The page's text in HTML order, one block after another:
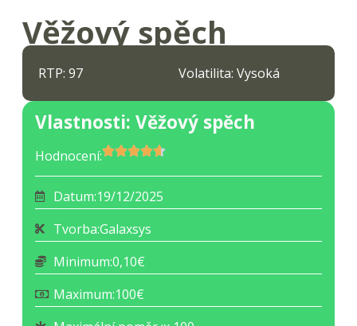
Věžový spěch
RTP: 97 Volatilita: Vysoká
Vlastnosti: Věžový spěch
Hodnocení:
Datum:19/12/2025
Tvorba:Galaxsys
Minimum:0,10€
Maximum:100€